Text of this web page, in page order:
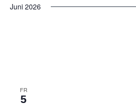
Juni 2026
FR
5